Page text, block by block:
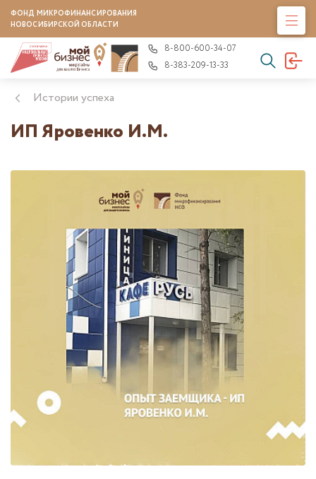
ФОНД МИКРОФИНАНСИРОВАНИЯ
НОВОСИБИРСКОЙ ОБЛАСТИ
8-800-600-34-07
8-383-209-13-33
Истории успеха
ИП Яровенко И.М.